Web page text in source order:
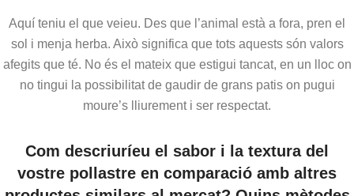
Aquí teniu el que veieu. Des que l’animal està a fora, pren el
sol i menja herba. Això significa que tots aquests són valors
afegits que té. No és el mateix que estigui tancat, en un lloc on
no tingui la possibilitat de gaudir de grans patis on pugui
moure’s lliurement i ser respectat.
Com descriuríeu el sabor i la textura del
vostre pollastre en comparació amb altres